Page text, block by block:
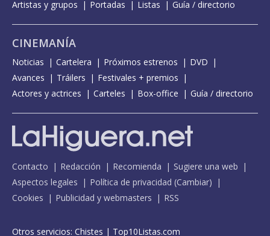
Artistas y grupos
Portadas Listas Guía / directorio
CINEMANÍA
Noticias Cartelera Próximos estrenos
DVD
Avances
Tráilers
Festivales + premios
Actores y actrices
Carteles Box-office Guía / directorio
Contacto Redacción Recomienda
Sugiere una web
Aspectos legales
Política de privacidad (Cambiar)
Cookies
Publicidad y webmasters RSS
Otros servicios: Chistes | Top10Listas.com